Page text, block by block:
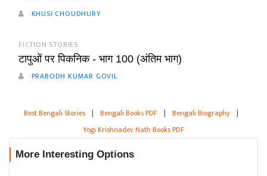
KHUSI CHOUDHURY
FICTION STORIES
टापुओं पर पिकनिक - भाग 100 (अंतिम भाग)
PRABODH KUMAR GOVIL
Best Bengali Stories | Bengali Books PDF | Bengali Biography |
Yogi Krishnadev Nath Books PDF
More Interesting Options